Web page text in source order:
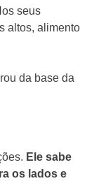
seus
altos, alimento
da base da
Ele sabe
os lados e